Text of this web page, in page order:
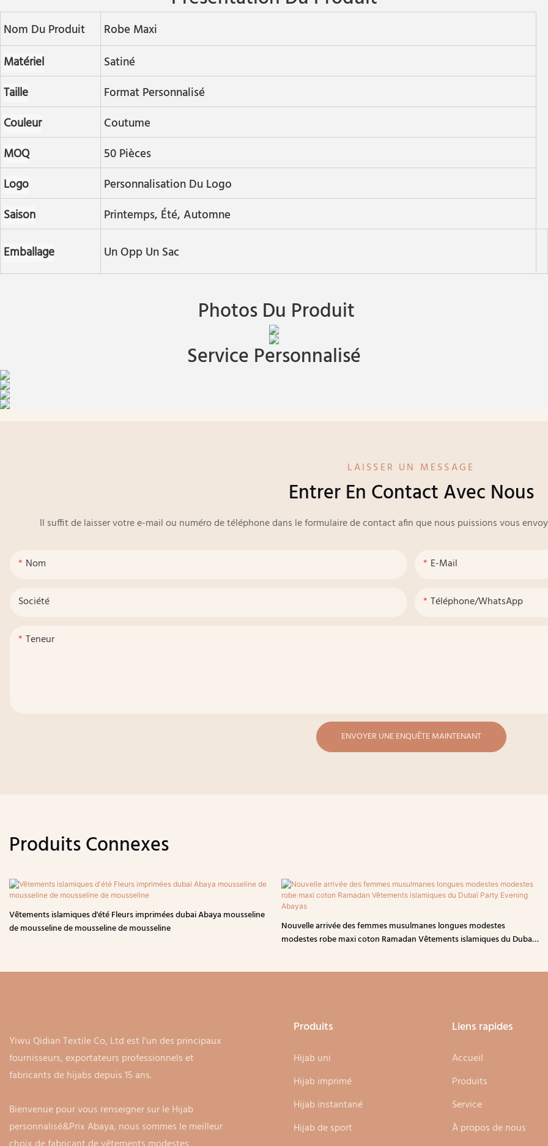
Nom Du Produit
Robe Maxi
Matériel
Satiné
Taille
Format Personnalisé
Couleur
Coutume
MOQ
50 Pièces
Logo
Personnalisation Du Logo
Saison
Printemps, Été, Automne
Emballage Un Opp Un Sac
Photos Du Produit
Service Personnalisé
LAISSER UN MESSAGE
Entrer En Contact Avec Nous
Il suffit de laisser votre e-mail ou numéro de téléphone dans le formulaire de contact afin que nous puissions vous
Nom E-Mail
Société Téléphone/WhatsApp
Teneur
ENVOYER UNE ENQUÊTE MAINTENANT
Produits Connexes
Vêtements islamiques d'été Fleurs imprimées dubai Abaya mousseline
de mousseline de mousseline de mousseline
Nouvelle arrivée des femmes musulmanes longues modestes
modestes robe maxi coton Ramadan Vêtements islamiques du Dubaï
Yiwu Qidian Textile Co, Ltd est l'un des principaux
fournisseurs, exportateurs professionnels et
fabricants de hijabs depuis 15 ans.
Bienvenue pour vous renseigner sur le Hijab
personnalisé&Prix ​​​​Abaya, nous sommes le meilleur
Produits
Hijab uni
Hijab imprimé
Hijab instantané
Hijab de sport
Liens rapides
Accueil
Produits
Service
À propos de nous